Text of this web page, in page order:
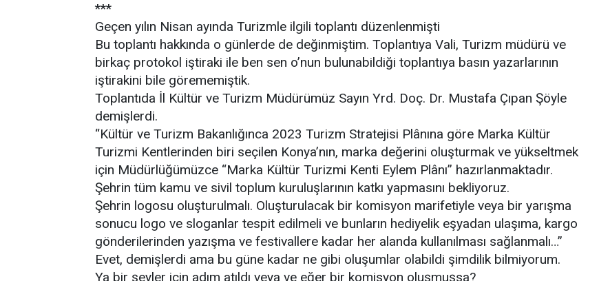
***
Geçen yılın Nisan ayında Turizmle ilgili toplantı düzenlenmişti
Bu toplantı hakkında o günlerde de değinmiştim. Toplantıya Vali, Turizm müdürü ve
birkaç protokol iştiraki ile ben sen o’nun bulunabildiği toplantıya basın yazarlarının
iştirakini bile görememiştik.
Toplantıda İl Kültür ve Turizm Müdürümüz Sayın Yrd. Doç. Dr. Mustafa Çıpan Şöyle
demişlerdi.
“Kültür ve Turizm Bakanlığınca 2023 Turizm Stratejisi Plânına göre Marka Kültür
Turizmi Kentlerinden biri seçilen Konya’nın, marka değerini oluşturmak ve yükseltmek
için Müdürlüğümüzce “Marka Kültür Turizmi Kenti Eylem Plânı” hazırlanmaktadır.
Şehrin tüm kamu ve sivil toplum kuruluşlarının katkı yapmasını bekliyoruz.
Şehrin logosu oluşturulmalı. Oluşturulacak bir komisyon marifetiyle veya bir yarışma
sonucu logo ve sloganlar tespit edilmeli ve bunların hediyelik eşyadan ulaşıma, kargo
gönderilerinden yazışma ve festivallere kadar her alanda kullanılması sağlanmalı…”
Evet, demişlerdi ama bu güne kadar ne gibi oluşumlar olabildi şimdilik bilmiyorum.
Ya bir şeyler için adım atıldı veya ve eğer bir komisyon oluşmuşsa?